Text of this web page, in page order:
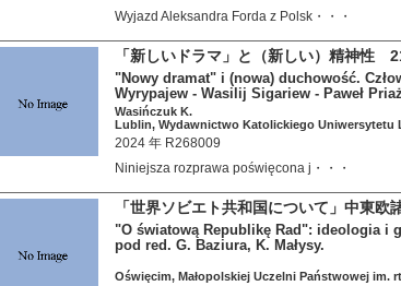
Wyjazd Aleksandra Forda z Polsk・・・
「新しいドラマ」と（新しい）精神性
"Nowy dramat" i (nowa) duchowość.
Wyrypajew - Wasilij Sigariew - Paweł
Wasińczuk K.
Lublin, Wydawnictwo Katolickiego Uniwersytetu
2024 年 R268009
Niniejsza rozprawa poświęcona j・・・
「世界ソビエト共和国について」中東
"O światową Republikę Rad": ideologia i
pod red. G. Baziura, K. Małysy.
Oświęcim, Małopolskiej Uczelni Państwowej im.